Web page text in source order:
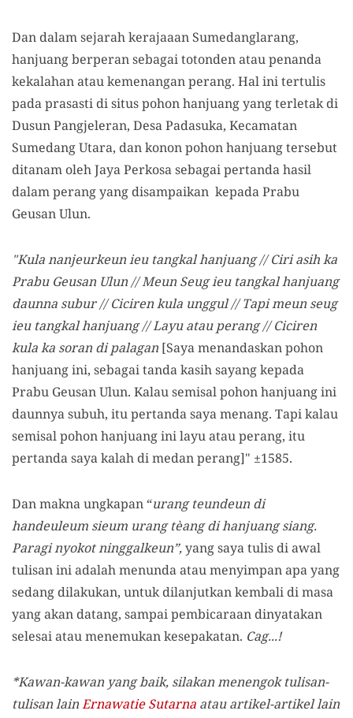
Dan dalam sejarah kerajaaan Sumedanglarang,
hanjuang berperan sebagai totonden atau penanda
kekalahan atau kemenangan perang. Hal ini tertulis
pada prasasti di situs pohon hanjuang yang terletak di
Dusun Pangjeleran, Desa Padasuka, Kecamatan
Sumedang Utara, dan konon pohon hanjuang tersebut
ditanam oleh Jaya Perkosa sebagai pertanda hasil
dalam perang yang disampaikan kepada Prabu
Geusan Ulun.
"Kula nanjeurkeun ieu tangkal hanjuang // Ciri asih ka
Prabu Geusan Ulun // Meun Seug ieu tangkal hanjuang
daunna subur // Ciciren kula unggul // Tapi meun seug
ieu tangkal hanjuang // Layu atau perang // Ciciren
kula ka soran di palagan [Saya menandaskan pohon
hanjuang ini, sebagai tanda kasih sayang kepada
Prabu Geusan Ulun. Kalau semisal pohon hanjuang ini
daunnya subuh, itu pertanda saya menang. Tapi kalau
semisal pohon hanjuang ini layu atau perang, itu
pertanda saya kalah di medan perang]" ±1585.
Dan makna ungkapan “urang teundeun di
handeuleum sieum urang tèang di hanjuang siang.
Paragi nyokot ninggalkeun”,yang saya tulis di awal
tulisan ini adalah menunda atau menyimpan apa yang
sedang dilakukan, untuk dilanjutkan kembali di masa
yang akan datang, sampai pembicaraan dinyatakan
selesai atau menemukan kesepakatan. Cag...!
*Kawan-kawan yang baik, silakan menengok tulisan-
tulisan lainErnawatie Sutarna atau artikel-artikel lain